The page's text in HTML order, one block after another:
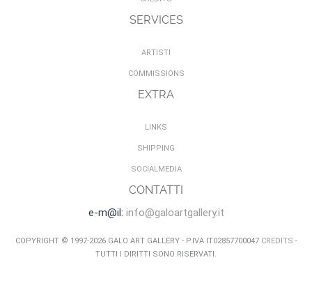
SERVICES
ARTISTI
COMMISSIONS
EXTRA
LINKS
SHIPPING
SOCIALMEDIA
CONTATTI
e-m@il: info@galoartgallery.it
COPYRIGHT © 1997-2026 GALO ART GALLERY - P.IVA IT02857700047 CREDITS -
TUTTI I DIRITTI SONO RISERVATI.